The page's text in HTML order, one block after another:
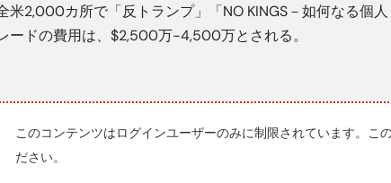
米2,000カ所で「反トランプ」「NO KINGS－如何なる個
ードの費用は、$2,500万-4,500万とされる。
このコンテンツはログインユーザーのみに制限されています。こ
ださい。